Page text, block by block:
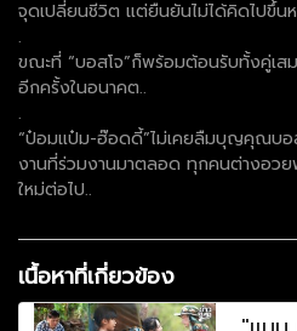
จุดเปลี่ยนชีวิต แต่ยืนยันไม่ได้คิดไปขึ้น
.
ขณะที่ “บอสโจ”ก็พร้อมต้อนรับทั้งคู่เส
อีกครั้งในอนาคต..
.
“ป๋อมแป๋ม-ฮ๊อดดี้”ไม่เคยลืมบุญคุณบอ
งานที่ร่วมงานมาตลอด ทุกคนต่างอว
ใหม่ต่อไป..
เนื้อหาที่เกี่ยวข้อง